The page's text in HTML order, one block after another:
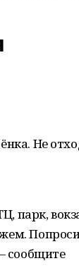
Не
парк,
сообщите